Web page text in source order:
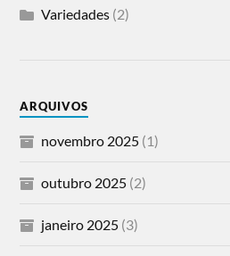
Variedades (2)
ARQUIVOS
novembro 2025 (1)
outubro 2025 (2)
janeiro 2025 (3)